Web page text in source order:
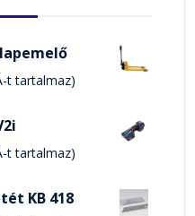
t tartalmaz)
t tartalmaz)
KB 418